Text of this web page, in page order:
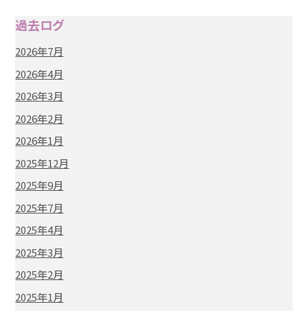
過去ログ
2026年7月
2026年4月
2026年3月
2026年2月
2026年1月
2025年12月
2025年9月
2025年7月
2025年4月
2025年3月
2025年2月
2025年1月